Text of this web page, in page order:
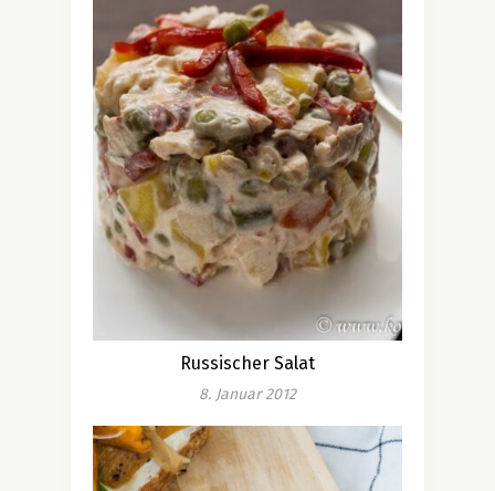
Russischer Salat
8. Januar 2012